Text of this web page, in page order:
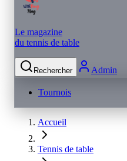
Le magazine
du tennis de table
Rechercher Admin
Tournois
Accueil
Tennis de table